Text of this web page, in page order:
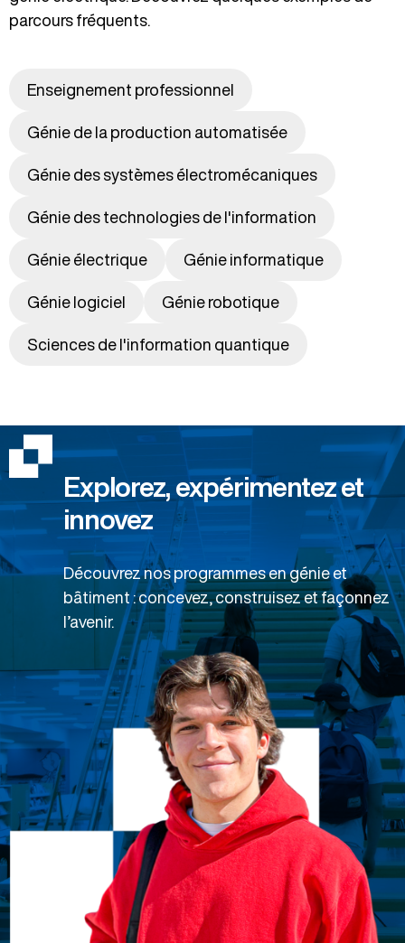
parcours fréquents.
Enseignement professionnel
Génie de la production automatisée
Génie des systèmes électromécaniques
Génie des technologies de l'information
Génie électrique Génie informatique
Génie logiciel Génie robotique
Sciences de l'information quantique
Explorez, expérimentez et
innovez
Découvrez nos programmes en génie et
bâtiment : concevez, construisez et façonnez
l’avenir.